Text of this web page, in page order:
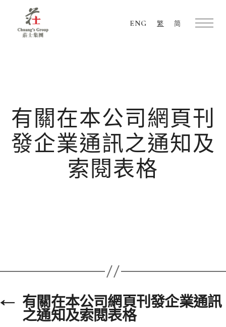
ENG 繁 简
有關在本公司網頁刊
發企業通訊之通知及
索閱表格
← 有關在本公司網頁刊發企業通訊
之通知及索閱表格